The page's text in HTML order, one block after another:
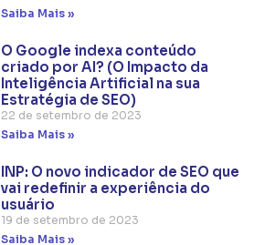
Saiba Mais »
O Google indexa conteúdo
criado por AI? (O Impacto da
Inteligência Artificial na sua
Estratégia de SEO)
22 de setembro de 2023
Saiba Mais »
INP: O novo indicador de SEO que
vai redefinir a experiência do
usuário
19 de setembro de 2023
Saiba Mais »